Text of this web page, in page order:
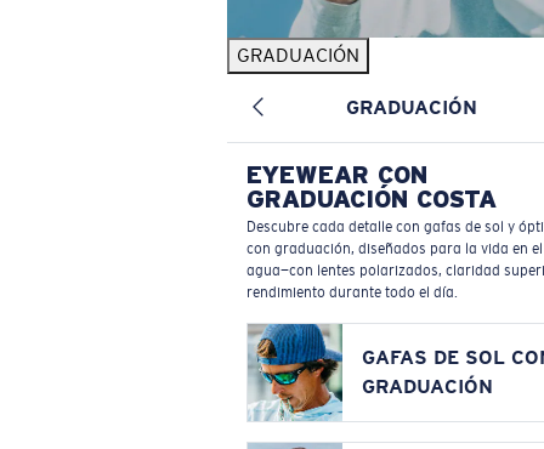
GRADUACIÓN
GRADUACIÓN
EYEWEAR CON
GRADUACIÓN COSTA
Descubre cada detalle con gafas de sol y
con graduación, diseñados para la vida en el
agua—con lentes polarizados, claridad
rendimiento durante todo el día.
GAFAS DE SOL
GRADUACIÓN